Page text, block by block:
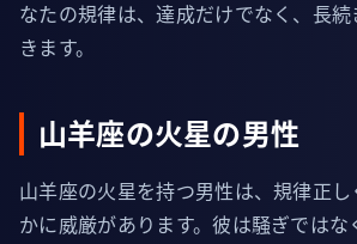
なたの規律は、達成だけでなく、長
きます。
山羊座の火星の男性
山羊座の火星を持つ男性は、規律正
かに威厳があります。彼は騒ぎでは